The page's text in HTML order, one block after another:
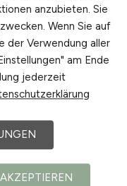
anzubieten. Sie
Wenn Sie auf
der Verwendung aller
am Ende
jederzeit